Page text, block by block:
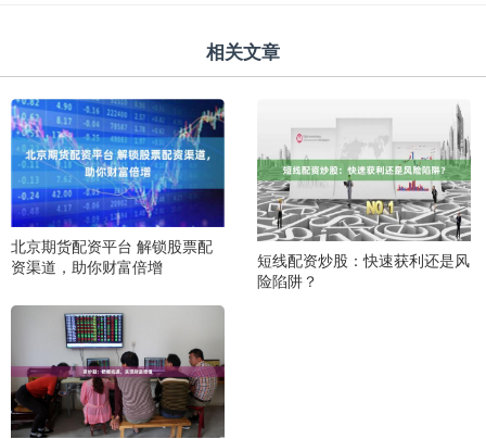
相关文章
北京期货配资平台 解锁股票配
资渠道，助你财富倍增
短线配资炒股：快速获利还是风
险陷阱？